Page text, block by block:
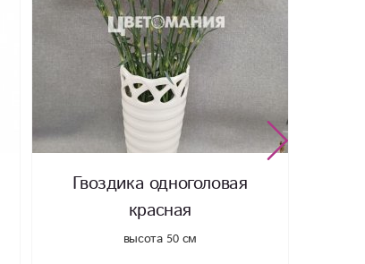
Гвоздика одноголовая
красная
высота 50 см